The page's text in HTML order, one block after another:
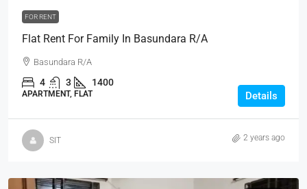
FOR RENT
Flat Rent For Family In Basundara R/A
Basundara R/A
4 3 1400
APARTMENT, FLAT Details
SIT 2 years ago